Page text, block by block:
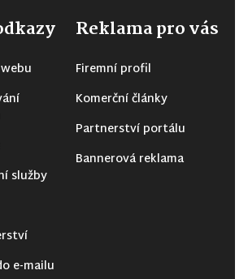
služby
e-mailu
Reklama pro vás
Firemní profil
Komerční články
Partnerství portálu
Bannerová reklama